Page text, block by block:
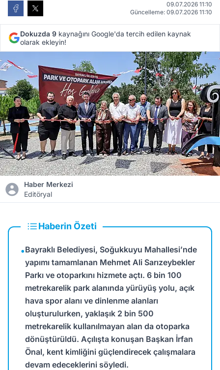
09.07.2026 11:10
Güncelleme: 09.07.2026 11:10
Dokuzda 9 kaynağını Google'da tercih edilen kaynak
olarak ekleyin!
Haber Merkezi
Editöryal
Haberin Özeti
•Bayraklı Belediyesi, Soğukkuyu Mahallesi’nde
yapımı tamamlanan Mehmet Ali Sarızeybekler
Parkı ve otoparkını hizmete açtı. 6 bin 100
metrekarelik park alanında yürüyüş yolu, açık
hava spor alanı ve dinlenme alanları
oluşturulurken, yaklaşık 2 bin 500
metrekarelik kullanılmayan alan da otoparka
dönüştürüldü. Açılışta konuşan Başkan İrfan
Önal, kent kimliğini güçlendirecek çalışmalara
devam edeceklerini söyledi.